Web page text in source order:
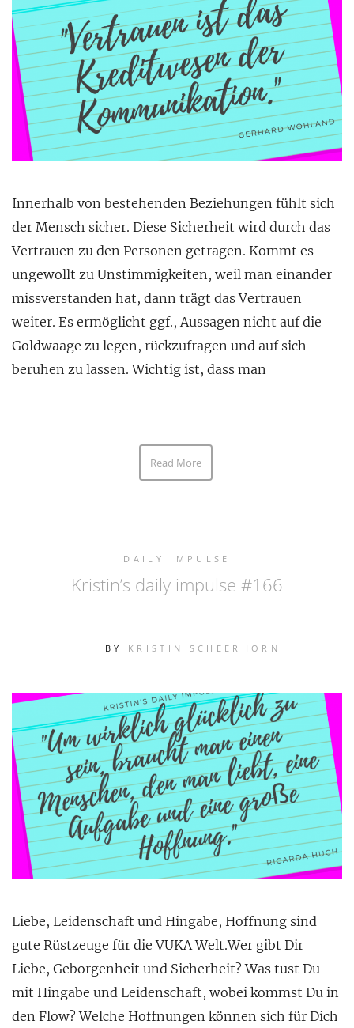
Innerhalb von bestehenden Beziehungen fühlt sich
der Mensch sicher. Diese Sicherheit wird durch das
Vertrauen zu den Personen getragen. Kommt es
ungewollt zu Unstimmigkeiten, weil man einander
missverstanden hat, dann trägt das Vertrauen
weiter. Es ermöglicht ggf., Aussagen nicht auf die
Goldwaage zu legen, rückzufragen und auf sich
beruhen zu lassen. Wichtig ist, dass man
Read More
DAILY IMPULSE
Kristin’s daily impulse #166
BY KRISTIN SCHEERHORN
Liebe, Leidenschaft und Hingabe, Hoffnung sind
gute Rüstzeuge für die VUKA Welt.Wer gibt Dir
Liebe, Geborgenheit und Sicherheit? Was tust Du
mit Hingabe und Leidenschaft, wobei kommst Du in
den Flow? Welche Hoffnungen können sich für Dich